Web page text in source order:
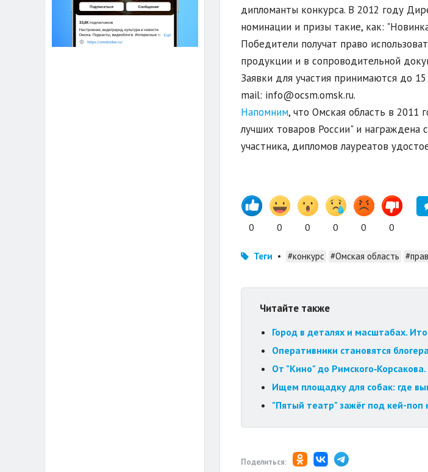
дипломанты конкурса. В 2012 году
номинации и призы такие, как:
Победители получат право
продукции и в сопроводительной
Заявки для участия принимаются до
mail: info@ocsm.omsk.ru.
Напомним, что Омская область в 2011
лучших товаров России" и
участника, дипломов лауреатов
0 0 0 0 0 0
Теги • #конкурс #Омская область
Читайте также
Город в деталях и масштабах.
Оперативники становятся
От "Кино" до
Ищем площадку для собак: где
"Пятый театр" зажёг под кей-поп
Поделиться: